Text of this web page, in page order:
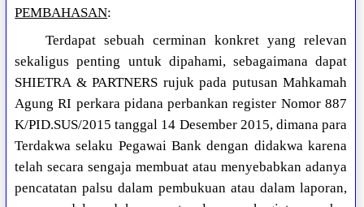
PEMBAHASAN:
Terdapat sebuah cerminan konkret yang relevan
sekaligus penting untuk dipahami, sebagaimana dapat
SHIETRA & PARTNERS rujuk pada putusan Mahkamah
Agung RI perkara pidana perbankan register Nomor 887
K/PID.SUS/2015 tanggal 14 Desember 2015, dimana para
Terdakwa selaku Pegawai Bank dengan didakwa karena
telah secara sengaja membuat atau menyebabkan adanya
pencatatan palsu dalam pembukuan atau dalam laporan,